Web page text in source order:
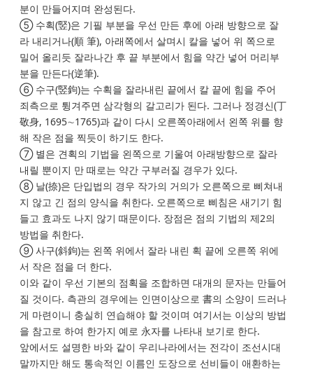
분이 만들어지며 완성된다.
⑤ 수획(竪)은 기필 부분을 우선 만든 후에 아래 방향으로 잘
라 내리거나(順 筆), 아래쪽에서 살며시 칼을 넣어 위 쪽으로
밀어 올리듯 잘라나간 후 끝 부분에서 힘을 약간 넣어 머리부
분을 만든다(逆筆).
⑥ 수구(竪鉤)는 수획을 잘라내린 끝에서 칼 끝에 힘을 주어
죄측으로 튕겨주면 삼각형의 갈고리가 된다. 그러나 정경신(丁
敬身, 1695∼1765)과 같이 다시 오른쪽아래에서 왼쪽 위를 향
해 작은 점을 찍듯이 하기도 한다.
⑦ 별은 견획의 기법을 왼쪽으로 기울여 아래방향으로 잘라
내릴 뿐이지 만 때로는 약간 구부러질 경우가 있다.
⑧ 날(捺)은 단입법의 경우 작가의 거의가 오른쪽으로 삐쳐내
지 않고 긴 점의 양식을 취한다. 오른쪽으로 삐침은 새기기 힘
들고 효과도 나지 않기 때문이다. 장점은 점의 기법의 제2의
방법을 취한다.
⑨ 사구(斜鉤)는 왼쪽 위에서 잘라 내린 획 끝에 오른쪽 위에
서 작은 점을 더 한다.
이와 같이 우선 기본의 점획을 조합하면 대개의 문자는 만들어
질 것이다. 측관의 경우에는 인면이상으로 書의 소양이 드러나
게 마련이니 충실히 연습해야 할 것이며 여기서는 이상의 방법
을 참고로 하여 한가지 예로 永자를 나타내 보기로 한다.
앞에서도 설명한 바와 같이 우리나라에서는 전각이 조선시대
말까지만 해도 통속적인 이름인 도장으로 선비들이 애환하는